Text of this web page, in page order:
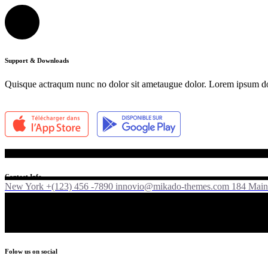
Support & Downloads
Quisque actraqum nunc no dolor sit ametaugue dolor. Lorem ipsum
Contact Info
New York +(123) 456 -7890 innovio@mikado-themes.com 184
Folow us on social